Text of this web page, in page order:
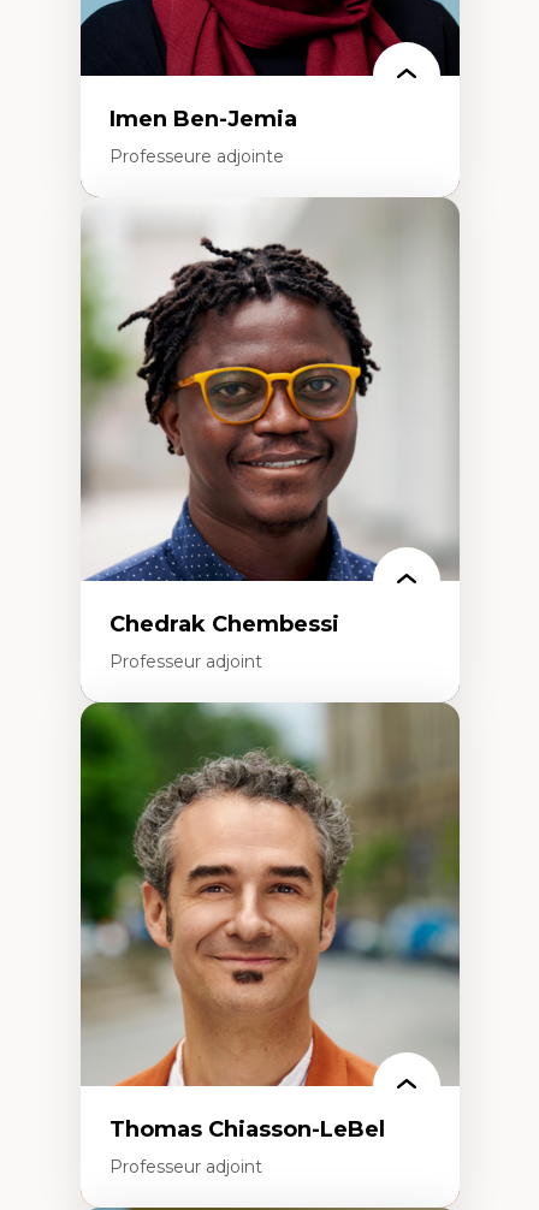
Imen Ben-Jemia
Professeure adjointe
Expertises
Discours sur la ville et représentations
Mosquées, formes et usages au Canada
Reconnaissance et représentations des
communautés immigrantes dans l'espace
urbain
Design architectural et urbain
Patrimoine et patrimonialisation
Études postcoloniales et décolonisation des
savoirs
Chedrak Chembessi
Professeur adjoint
Économie circulaire
Modèles d’affaires durables
Histoire des faits économiques
Gestion durable des ressources naturelles
Écologie industrielle
Aménagement durable du territoire
Développement régional
Coopératives
Télétravail en milieu rural francophone
Transition socio-écologique
Thomas Chiasson-LeBel
Professeur adjoint